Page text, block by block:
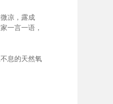
凉，露成
一言一语，
息的天然氧